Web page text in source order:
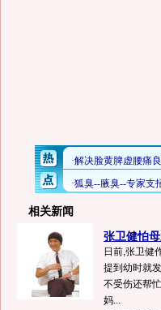
相关新闻
张卫健怕
日前,张卫健
提到幼时就
不受伤还帮
妈...